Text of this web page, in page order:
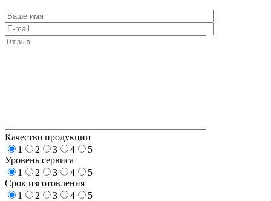
Качество продукции
1
2 3 4
5
Уровень сервиса
1
2 3 4
5
Срок изготовления
1
2 3 4
5